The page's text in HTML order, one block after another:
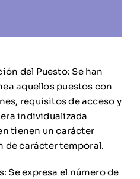
del Puesto: Se han
aquellos puestos con
requisitos de acceso y
individualizada
tienen un carácter
de carácter temporal.
Se expresa el número de